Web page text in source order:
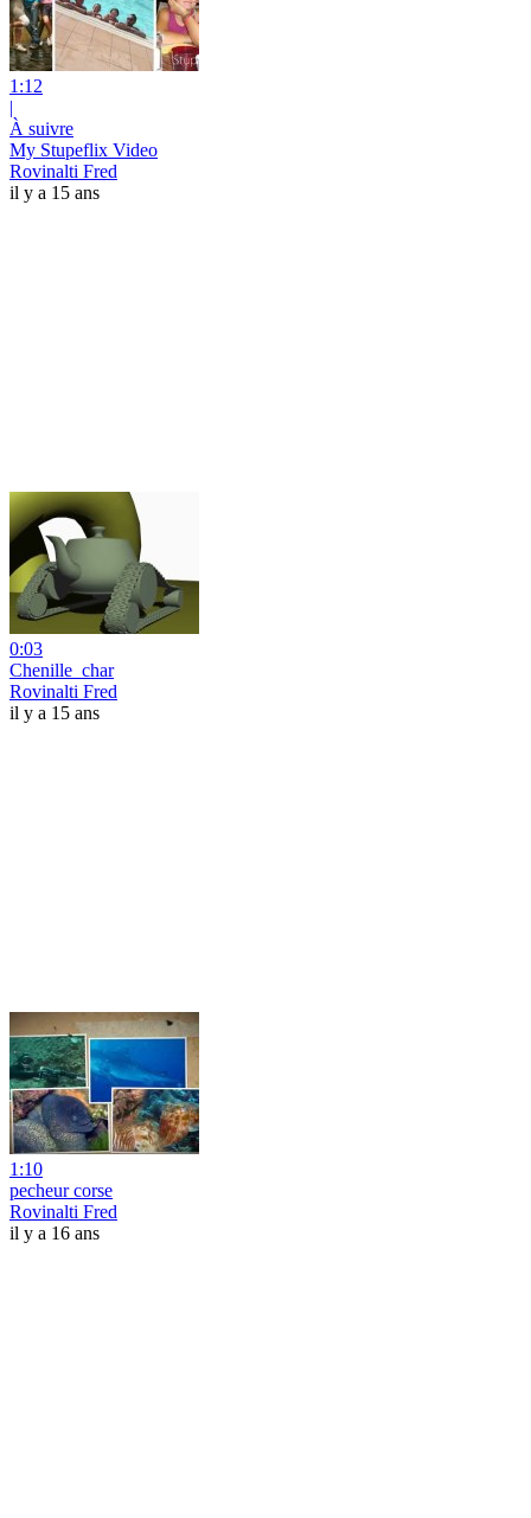
1:12
|
À suivre
My Stupeflix Video
Rovinalti Fred
il y a 15 ans
0:03
Chenille_char
Rovinalti Fred
il y a 15 ans
1:10
pecheur corse
Rovinalti Fred
il y a 16 ans